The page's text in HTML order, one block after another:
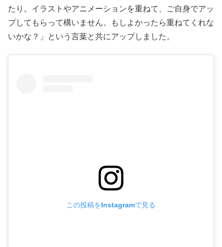
たり。イラストやアニメーションを重ねて、ご自身でアッ
プしてもらって構いません。もしよかったら重ねてくれな
いかな？」という言葉と共にアップしました。
この投稿をInstagramで見る